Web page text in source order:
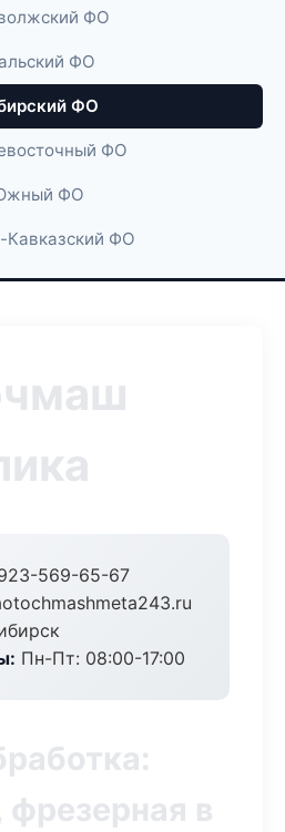
ФО
ФО
ФО
ФО
ФО
Кавказский ФО
569-65-67
Пн-Пт: 08:00-17:00
фрезерная в